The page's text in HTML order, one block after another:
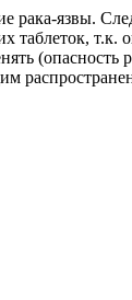
рака-язвы.
таблеток, т.к.
(опасность